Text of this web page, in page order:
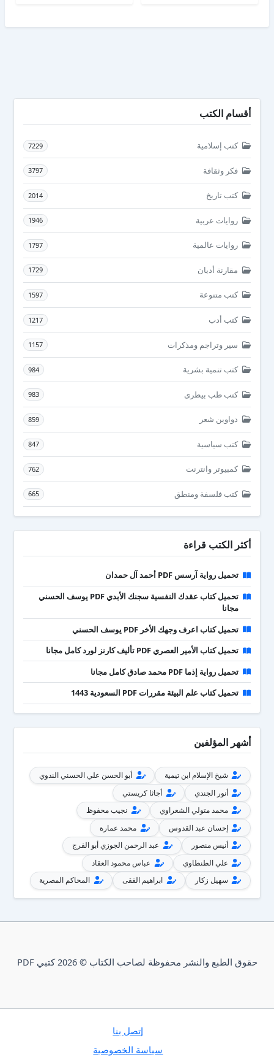
أقسام الكتب
كتب إسلامية 7229
فكر وثقافة 3797
كتب تاريخ 2014
روايات عربية 1946
روايات عالمية 1797
مقارنة أديان 1729
كتب متنوعة 1597
كتب أدب 1217
سير وتراجم ومذكرات 1157
كتب تنمية بشرية 984
كتب طب بيطرى 983
دواوين شعر 859
كتب سياسية 847
كمبيوتر وانترنت 762
كتب فلسفة ومنطق 665
أكثر الكتب قراءة
تحميل رواية آرسس PDF أحمد آل حمدان
تحميل كتاب عقدك النفسية سجنك الأبدي PDF يوسف الحسني
مجانا
تحميل كتاب اعرف وجهك الأخر PDF يوسف الحسني
تحميل كتاب الأمير العصري PDF تأليف كارنز لورد كامل مجانا
تحميل رواية إذما PDF محمد صادق كامل مجانا
تحميل كتاب علم البيئة مقررات PDF السعودية 1443
أشهر المؤلفين
شيخ الإسلام ابن تيمية
أبو الحسن علي الحسني الندوي
أنور الجندي
أجاثا كريستي
محمد متولي الشعراوي
نجيب محفوظ
إحسان عبد القدوس
محمد عمارة
أنيس منصور
عبد الرحمن الجوزي أبو الفرج
علي الطنطاوي
عباس محمود العقاد
سهيل زكار
ابراهيم الفقى المحاكم المصرية
حقوق الطبع والنشر محفوظة لصاحب الكتاب © 2026 كتبي PDF
إتصل بنا
سياسة الخصوصية